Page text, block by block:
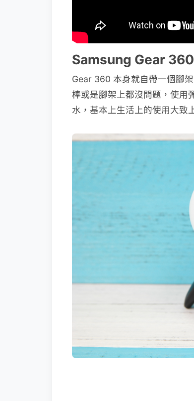
Samsung Gear 360
Gear 360 本身就自帶一個腳
棒或是腳架上都沒問題，使用
水，基本上生活上的使用大致